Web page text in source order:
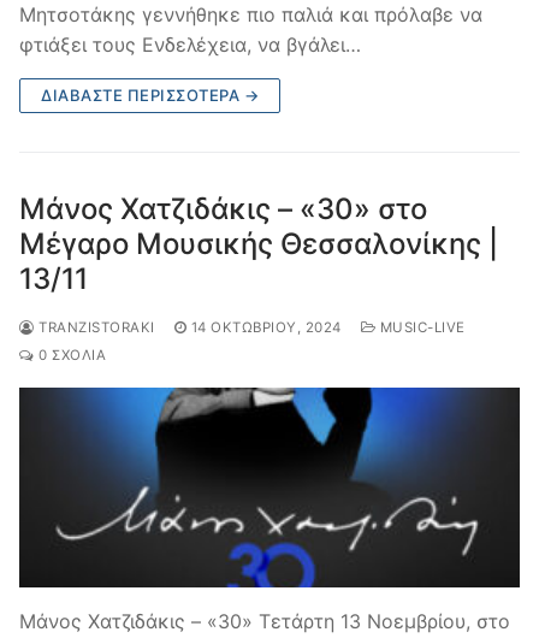
Μητσοτάκης γεννήθηκε πιο παλιά και πρόλαβε να
φτιάξει τους Ενδελέχεια, να βγάλει…
ΔΙΑΒΆΣΤΕ ΠΕΡΙΣΣΌΤΕΡΑ →
Μάνος Χατζιδάκις – «30» στο
Μέγαρο Μουσικής Θεσσαλονίκης |
13/11
TRANZISTORAKI 14 ΟΚΤΩΒΡΊΟΥ, 2024
MUSIC-LIVE
0 ΣΧΌΛΙΑ
Μάνος Χατζιδάκις – «30» Τετάρτη 13 Νοεμβρίου, στο